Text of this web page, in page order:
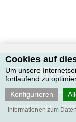
IMPRESSUM
Cookies auf
Um unsere
fortlaufend zu
Konfigurieren
Informationen zum